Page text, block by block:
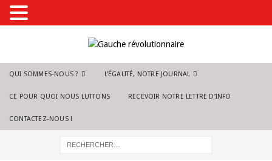
QUI SOMMES-NOUS ? L’ÉGALITÉ, NOTRE JOURNAL
CE POUR QUOI NOUS LUTTONS RECEVOIR NOTRE LETTRE D’INFO
CONTACTEZ-NOUS !